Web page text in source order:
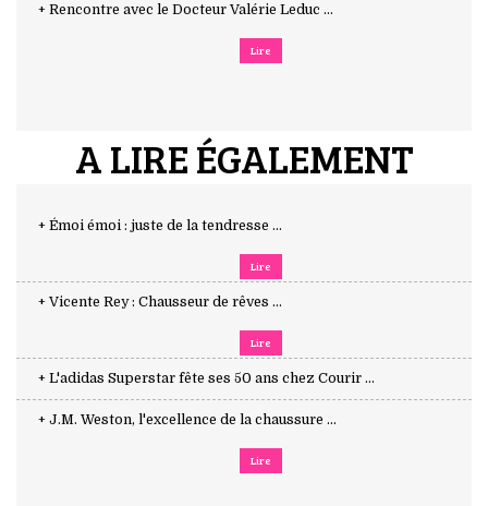
+ Rencontre avec le Docteur Valérie Leduc ...
Lire
A LIRE ÉGALEMENT
+ Émoi émoi : juste de la tendresse ...
Lire
+ Vicente Rey : Chausseur de rêves ...
Lire
+ L'adidas Superstar fête ses 50 ans chez Courir ...
+ J.M. Weston, l'excellence de la chaussure ...
Lire